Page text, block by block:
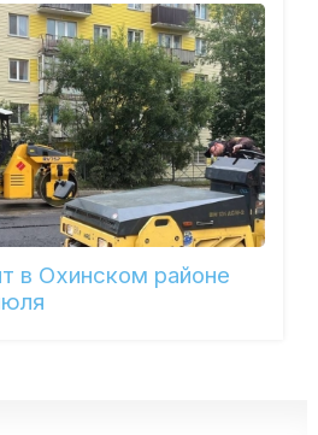
в Охинском районе